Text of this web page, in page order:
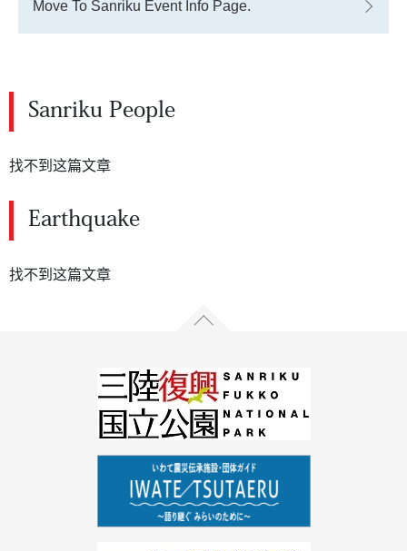
Move To Sanriku Event Info Page.
Sanriku People
找不到这篇文章
Earthquake
找不到这篇文章